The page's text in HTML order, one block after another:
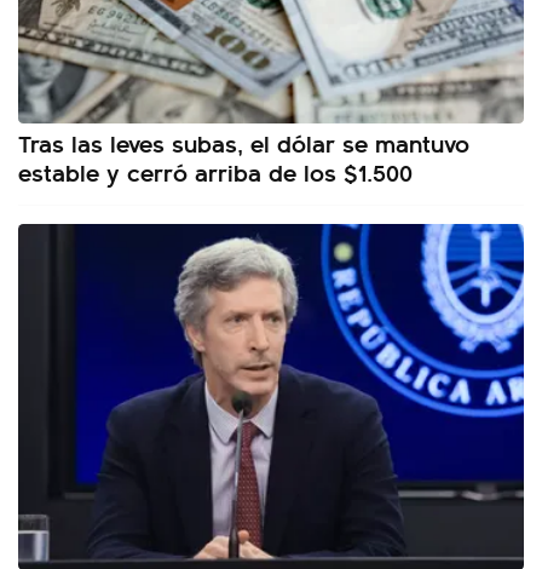
Tras las leves subas, el dólar se mantuvo
estable y cerró arriba de los $1.500